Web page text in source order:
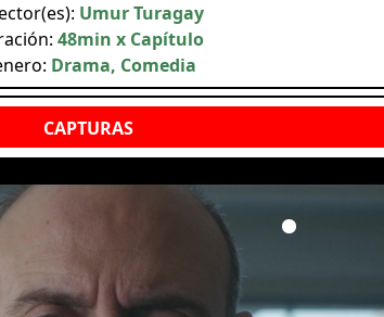
Umur Turagay
48min x Capítulo
Drama, Comedia